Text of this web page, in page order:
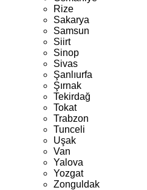
Rize
Sakarya
Samsun
Siirt
Sinop
Sivas
Şanlıurfa
Şırnak
Tekirdağ
Tokat
Trabzon
Tunceli
Uşak
Van
Yalova
Yozgat
Zonguldak